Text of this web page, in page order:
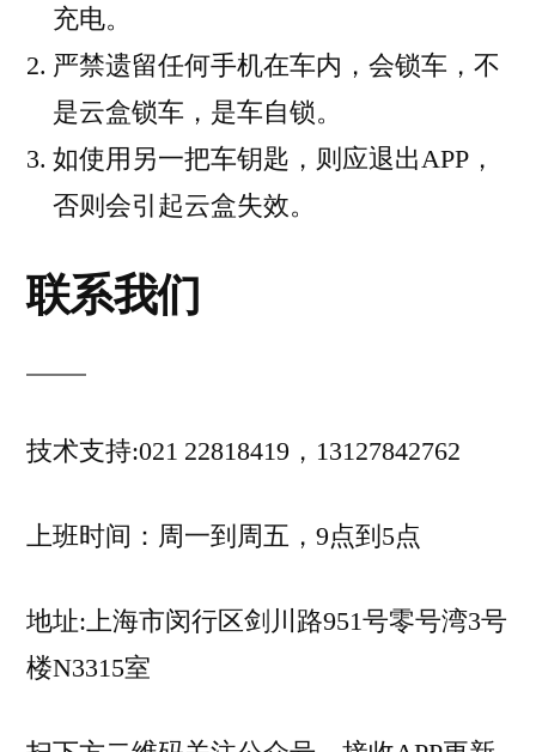
充电。
严禁遗留任何手机在车内，会锁车，不
是云盒锁车，是车自锁。
如使用另一把车钥匙，则应退出APP，
否则会引起云盒失效。
联系我们
技术支持:021 22818419，13127842762
上班时间：周一到周五，9点到5点
地址:上海市闵行区剑川路951号零号湾3号
楼N3315室